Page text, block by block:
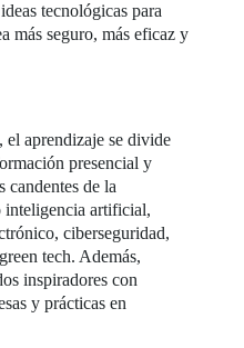
tecnológicas para
más seguro, más eficaz y
el aprendizaje se divide
presencial y
candentes de la
inteligencia artificial,
ciberseguridad,
tech. Además,
inspiradores con
y prácticas en